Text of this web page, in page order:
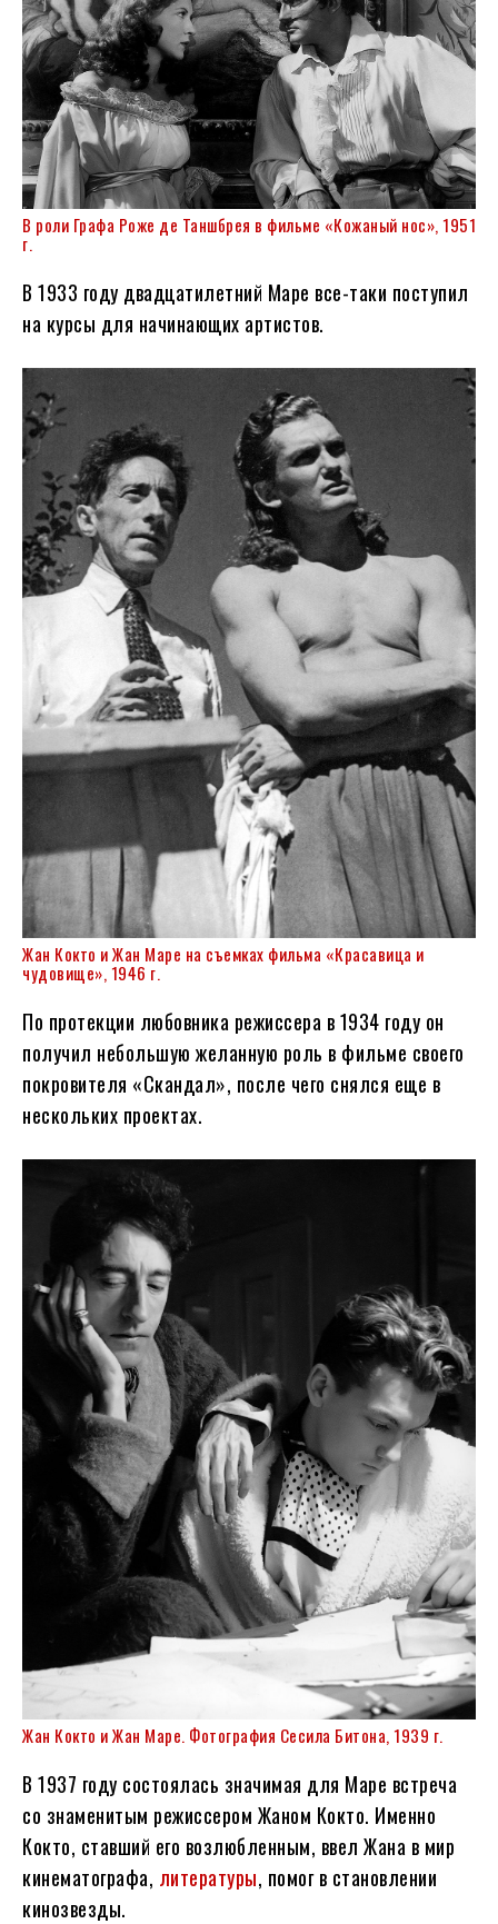
В роли Графа Роже де Таншбрея в фильме «Кожаный нос», 1951
г.
В 1933 году двадцатилетний Маре все-таки поступил
на курсы для начинающих артистов.
Жан Кокто и Жан Маре на съемках фильма «Красавица и
чудовище», 1946 г.
По протекции любовника режиссера в 1934 году он
получил небольшую желанную роль в фильме своего
покровителя «Скандал», после чего снялся еще в
нескольких проектах.
Жан Кокто и Жан Маре. Фотография Сесила Битона, 1939 г.
В 1937 году состоялась значимая для Маре встреча
со знаменитым режиссером Жаном Кокто. Именно
Кокто, ставший его возлюбленным, ввел Жана в мир
кинематографа, литературы, помог в становлении
кинозвезды.